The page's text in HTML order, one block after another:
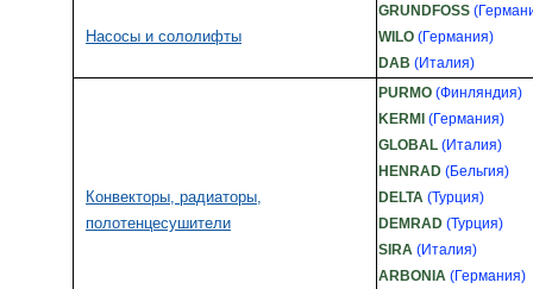
Насосы и сололифты
GRUNDFOSS
WILO (Германия)
DAB (Италия)
Конвекторы, радиаторы,
полотенцесушители
PURMO (Финляндия)
KERMI (Германия)
GLOBAL (Италия)
HENRAD (Бельгия)
DELTA (Турция)
DEMRAD (Турция)
SIRA (Италия)
ARBONIA (Германия)